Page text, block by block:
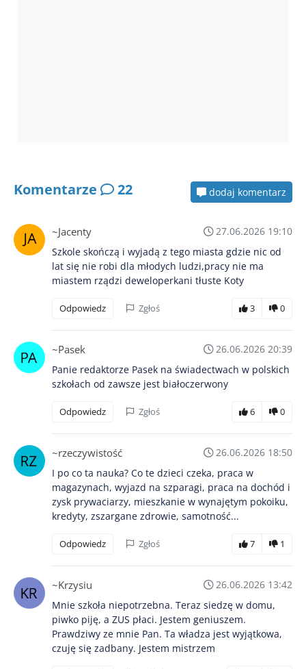
Komentarze 22 dodaj komentarz
~Jacenty
27.06.2026 19:10
Szkole skończą i wyjadą z tego miasta gdzie nic od
lat się nie robi dla młodych ludzi,pracy nie ma
miastem rządzi deweloperkani tłuste Koty
Odpowiedz Zgłoś 3 0
~Pasek
26.06.2026 20:39
Panie redaktorze Pasek na świadectwach w polskich
szkołach od zawsze jest białoczerwony
Odpowiedz Zgłoś 6 0
~rzeczywistość
26.06.2026 18:50
I po co ta nauka? Co te dzieci czeka, praca w
magazynach, wyjazd na szparagi, praca na dochód i
zysk prywaciarzy, mieszkanie w wynajętym pokoiku,
kredyty, zszargane zdrowie, samotność...
Odpowiedz Zgłoś 7 1
~Krzysiu
26.06.2026 13:42
Mnie szkoła niepotrzebna. Teraz siedzę w domu,
piwko piję, a ZUS płaci. Jestem geniuszem.
Prawdziwy ze mnie Pan. Ta władza jest wyjątkowa,
czuję się zadbany. Jestem mistrzem